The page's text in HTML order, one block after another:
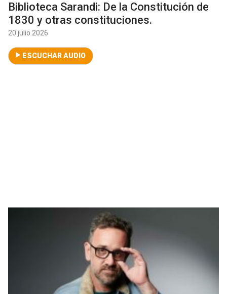
Biblioteca Sarandi: De la Constitución de
1830 y otras constituciones.
20 julio 2026
ESCUCHAR AUDIO